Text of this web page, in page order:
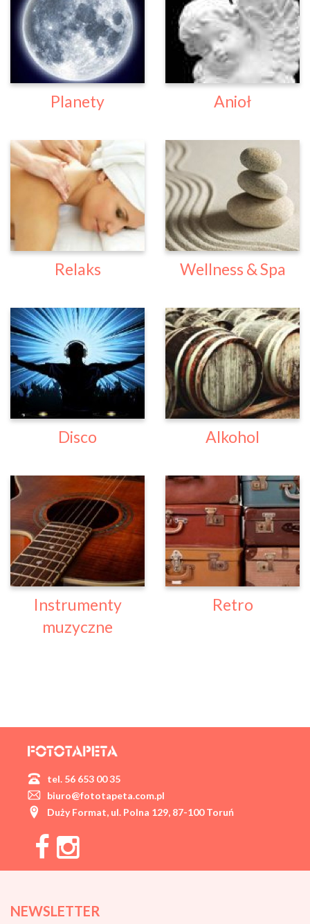
Planety Anioł
Relaks Wellness & Spa
Disco Alkohol
Instrumenty
muzyczne
Retro
tel. 56 653 00 35
biuro@fototapeta.com.pl
Duży Format, ul. Polna 129, 87-100 Toruń
NEWSLETTER